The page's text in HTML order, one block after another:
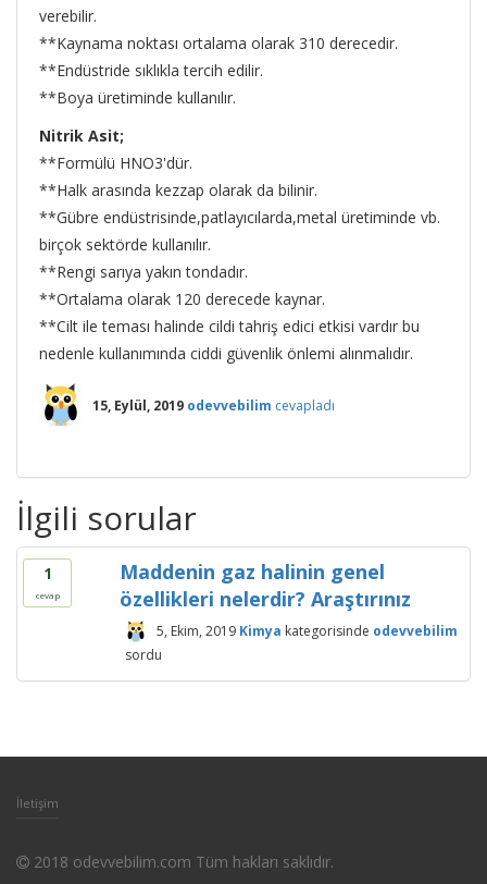
verebilir.
**Kaynama noktası ortalama olarak 310 derecedir.
**Endüstride sıklıkla tercih edilir.
**Boya üretiminde kullanılır.
Nitrik Asit;
**Formülü HNO3'dür.
**Halk arasında kezzap olarak da bilinir.
**Gübre endüstrisinde,patlayıcılarda,metal üretiminde vb.
birçok sektörde kullanılır.
**Rengi sarıya yakın tondadır.
**Ortalama olarak 120 derecede kaynar.
**Cilt ile teması halinde cildi tahriş edici etkisi vardır bu
nedenle kullanımında ciddi güvenlik önlemi alınmalıdır.
15, Eylül, 2019 odevvebilim cevapladı
İlgili sorular
1
cevap
Maddenin gaz halinin genel
özellikleri nelerdir? Araştırınız
5, Ekim, 2019 Kimya kategorisinde odevvebilim
sordu
İletişim
2018 odevvebilim.com Tüm hakları saklıdır.